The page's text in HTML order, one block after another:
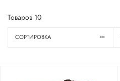
Товаров 10
СОРТИРОВКА